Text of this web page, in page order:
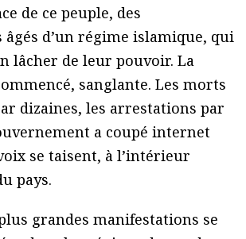
de ce peuple, des
âgés d’un régime islamique, qui
lâcher de leur pouvoir. La
sanglante. Les morts
dizaines, les arrestations par
a coupé internet
se taisent, à l’intérieur
pays.
grandes manifestations se